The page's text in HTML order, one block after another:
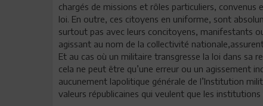
chargés de missions et rôles particuliers,
loi. En outre, ces citoyens en uniforme, sont
surtout pas avec leurs concitoyens, manifestants
agissant au nom de la collectivité
Et au cas où un militaire transgresse la loi dans sa
cela ne peut être qu’une erreur ou un agissement
aucunement lapolitique générale de l’Institution
valeurs républicaines qui veulent que les